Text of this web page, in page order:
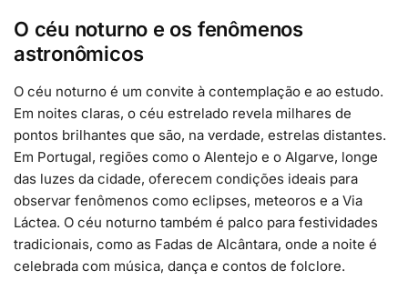
O céu noturno e os fenômenos
astronômicos
O céu noturno é um convite à contemplação e ao estudo.
Em noites claras, o céu estrelado revela milhares de
pontos brilhantes que são, na verdade, estrelas distantes.
Em Portugal, regiões como o Alentejo e o Algarve, longe
das luzes da cidade, oferecem condições ideais para
observar fenômenos como eclipses, meteoros e a Via
Láctea. O céu noturno também é palco para festividades
tradicionais, como as Fadas de Alcântara, onde a noite é
celebrada com música, dança e contos de folclore.